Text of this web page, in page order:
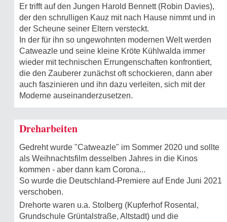
Er trifft auf den Jungen Harold Bennett (Robin Davies),
der den schrulligen Kauz mit nach Hause nimmt und in
der Scheune seiner Eltern versteckt.
In der für ihn so ungewohnten modernen Welt werden
Catweazle und seine kleine Kröte Kühlwalda immer
wieder mit technischen Errungenschaften konfrontiert,
die den Zauberer zunächst oft schockieren, dann aber
auch faszinieren und ihn dazu verleiten, sich mit der
Moderne auseinanderzusetzen.
Dreharbeiten
Gedreht wurde "Catweazle" im Sommer 2020 und sollte
als Weihnachtsfilm desselben Jahres in die Kinos
kommen - aber dann kam Corona...
So wurde die Deutschland-Premiere auf Ende Juni 2021
verschoben.
Drehorte waren u.a. Stolberg (Kupferhof Rosental,
Grundschule Grüntalstraße, Altstadt) und die